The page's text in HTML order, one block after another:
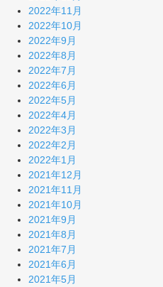
2022年11月
2022年10月
2022年9月
2022年8月
2022年7月
2022年6月
2022年5月
2022年4月
2022年3月
2022年2月
2022年1月
2021年12月
2021年11月
2021年10月
2021年9月
2021年8月
2021年7月
2021年6月
2021年5月